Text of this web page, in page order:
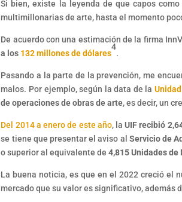
Si bien, existe la leyenda de que capos como
multimillonarias de arte, hasta el momento
De acuerdo con una estimación de la firma
a los 132 millones de dólares
4
.
Pasando a la parte de la prevención, me
malos. Por ejemplo, según la data de la
de operaciones de obras de arte, es decir, un
Del 2014 a enero de este año, laUIF recibió
se tiene que presentar el aviso al Servicio de
o superior al equivalente de4,815 Unidades
La buena noticia, es que en el 2022 creció el
mercado que su valor es significativo, además